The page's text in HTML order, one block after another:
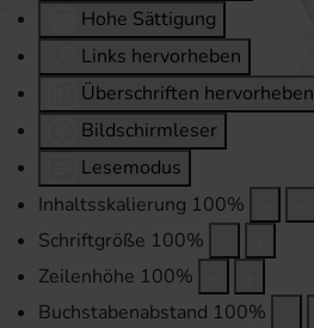
Hohe Sättigung
Links hervorheben
Überschriften hervorheben
Bildschirmleser
Lesemodus
Inhaltsskalierung 100%
Schriftgröße 100%
Zeilenhöhe 100%
Buchstabenabstand 100%